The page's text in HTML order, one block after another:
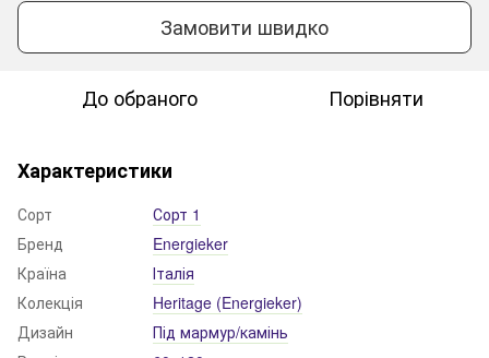
Замовити швидко
До обраного Порівняти
Характеристики
Сорт
Сорт 1
Бренд
Energieker
Країна
Італія
Колекція
Heritage (Energieker)
Дизайн
Під мармур/камінь